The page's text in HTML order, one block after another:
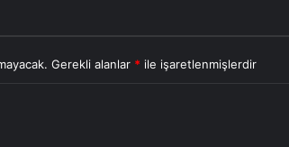
Gerekli alanlar * ile işaretlenmişlerdir